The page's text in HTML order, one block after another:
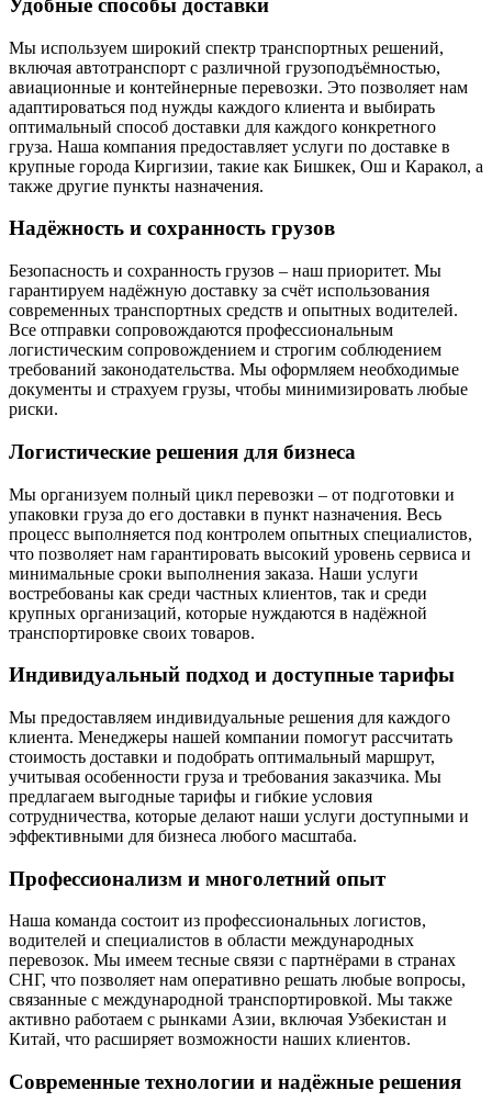
Удобные способы доставки
Мы используем широкий спектр транспортных решений,
включая автотранспорт с различной грузоподъёмностью,
авиационные и контейнерные перевозки. Это позволяет нам
адаптироваться под нужды каждого клиента и выбирать
оптимальный способ доставки для каждого конкретного
груза. Наша компания предоставляет услуги по доставке в
крупные города Киргизии, такие как Бишкек, Ош и Каракол, а
также другие пункты назначения.
Надёжность и сохранность грузов
Безопасность и сохранность грузов – наш приоритет. Мы
гарантируем надёжную доставку за счёт использования
современных транспортных средств и опытных водителей.
Все отправки сопровождаются профессиональным
логистическим сопровождением и строгим соблюдением
требований законодательства. Мы оформляем необходимые
документы и страхуем грузы, чтобы минимизировать любые
риски.
Логистические решения для бизнеса
Мы организуем полный цикл перевозки – от подготовки и
упаковки груза до его доставки в пункт назначения. Весь
процесс выполняется под контролем опытных специалистов,
что позволяет нам гарантировать высокий уровень сервиса и
минимальные сроки выполнения заказа. Наши услуги
востребованы как среди частных клиентов, так и среди
крупных организаций, которые нуждаются в надёжной
транспортировке своих товаров.
Индивидуальный подход и доступные тарифы
Мы предоставляем индивидуальные решения для каждого
клиента. Менеджеры нашей компании помогут рассчитать
стоимость доставки и подобрать оптимальный маршрут,
учитывая особенности груза и требования заказчика. Мы
предлагаем выгодные тарифы и гибкие условия
сотрудничества, которые делают наши услуги доступными и
эффективными для бизнеса любого масштаба.
Профессионализм и многолетний опыт
Наша команда состоит из профессиональных логистов,
водителей и специалистов в области международных
перевозок. Мы имеем тесные связи с партнёрами в странах
СНГ, что позволяет нам оперативно решать любые вопросы,
связанные с международной транспортировкой. Мы также
активно работаем с рынками Азии, включая Узбекистан и
Китай, что расширяет возможности наших клиентов.
Современные технологии и надёжные решения